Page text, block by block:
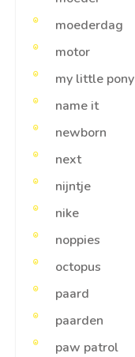
moederdag
motor
my little pony
name it
newborn
next
nijntje
nike
noppies
octopus
paard
paarden
paw patrol